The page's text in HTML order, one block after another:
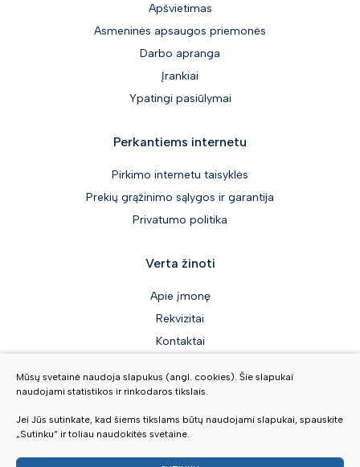
Apšvietimas
Asmeninės apsaugos priemonės
Darbo apranga
Įrankiai
Ypatingi pasiūlymai
Perkantiems internetu
Pirkimo internetu taisyklės
Prekių grąžinimo sąlygos ir garantija
Privatumo politika
Verta žinoti
Apie įmonę
Rekvizitai
Kontaktai
Mūsų svetainė naudoja slapukus (angl. cookies). Šie slapukai
naudojami statistikos ir rinkodaros tikslais.
Jei Jūs sutinkate, kad šiems tikslams būtų naudojami slapukai, spauskite
„Sutinku“ ir toliau naudokitės svetaine.